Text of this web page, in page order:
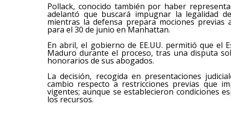
Pollack, conocido también por haber
adelantó que buscará impugnar la legalidad
mientras la defensa prepara mociones
para el 30 de junio en Manhattan.
En abril, el gobierno de EE.UU. permitió que el
Maduro durante el proceso, tras una disputa
honorarios de sus abogados.
La decisión, recogida en presentaciones
cambio respecto a restricciones previas que
vigentes; aunque se establecieron condiciones
los recursos.